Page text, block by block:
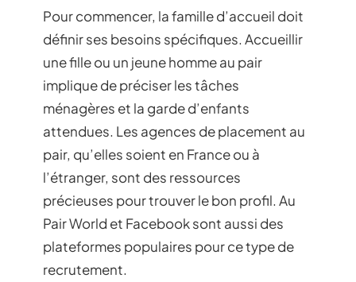
Pour commencer, la famille d’accueil doit
définir ses besoins spécifiques. Accueillir
une fille ou un jeune homme au pair
implique de préciser les tâches
ménagères et la garde d’enfants
attendues. Les agences de placement au
pair, qu’elles soient en France ou à
l’étranger, sont des ressources
précieuses pour trouver le bon profil. Au
Pair World et Facebook sont aussi des
plateformes populaires pour ce type de
recrutement.